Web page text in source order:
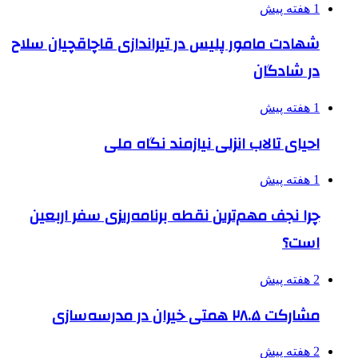
1 هفته پیش
شهادت مامور پلیس در تیراندازی قاچاقچیان سلاح
در شادگان
1 هفته پیش
احیای تالاب انزلی نیازمند نگاه ملی
1 هفته پیش
چرا نجف مهم‌ترین نقطه برنامه‌ریزی سفر اربعین
است؟
2 هفته پیش
مشارکت ۲۸.۵ همتی خیران در مدرسه‌سازی
2 هفته پیش